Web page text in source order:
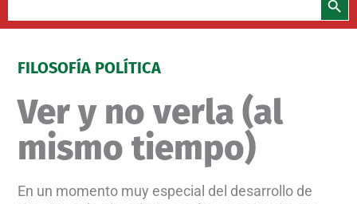
FILOSOFÍA POLÍTICA
Ver y no verla (al
mismo tiempo)
En un momento muy especial del desarrollo de